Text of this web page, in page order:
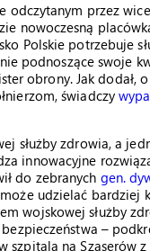
odczytanym przez
nowoczesną
Polskie potrzebuje
podnoszące swoje
obrony. Jak dodał,
świadczy
służby zdrowia, a
innowacyjne
do zebranych gen.
udzielać bardziej
wojskowej służby
–
szpitala na Szaserów